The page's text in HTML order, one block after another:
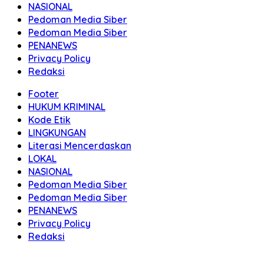
NASIONAL
Pedoman Media Siber
Pedoman Media Siber
PENANEWS
Privacy Policy
Redaksi
Footer
HUKUM KRIMINAL
Kode Etik
LINGKUNGAN
Literasi Mencerdaskan
LOKAL
NASIONAL
Pedoman Media Siber
Pedoman Media Siber
PENANEWS
Privacy Policy
Redaksi